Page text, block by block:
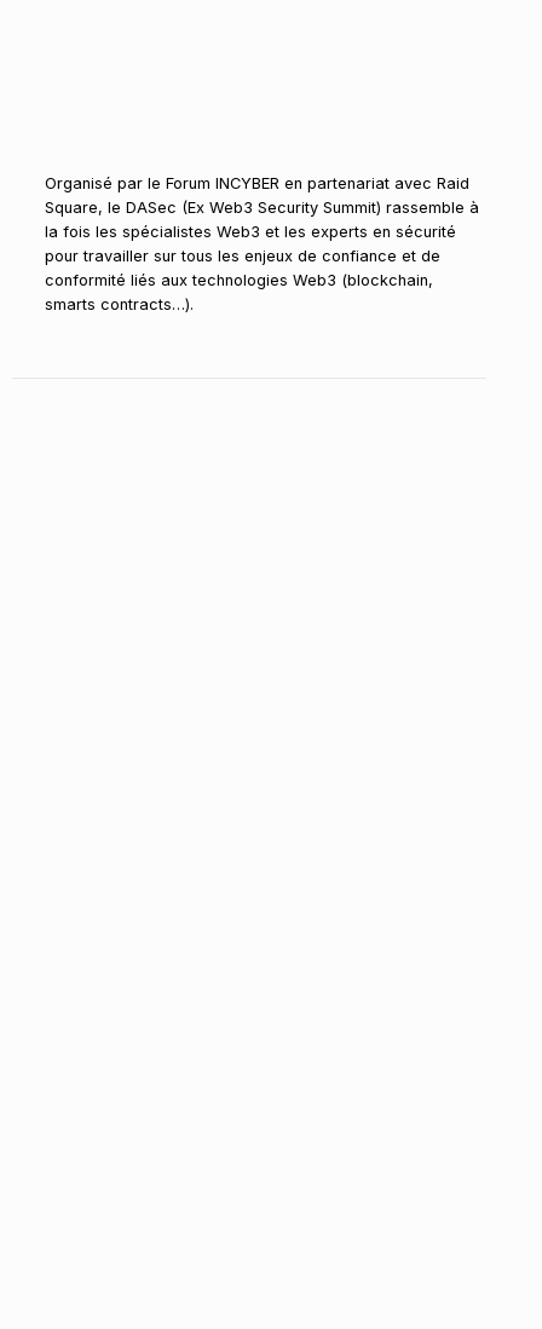
Organisé par le Forum INCYBER en partenariat avec Raid
Square, le DASec (Ex Web3 Security Summit) rassemble à
la fois les spécialistes Web3 et les experts en sécurité
pour travailler sur tous les enjeux de confiance et de
conformité liés aux technologies Web3 (blockchain,
smarts contracts…).